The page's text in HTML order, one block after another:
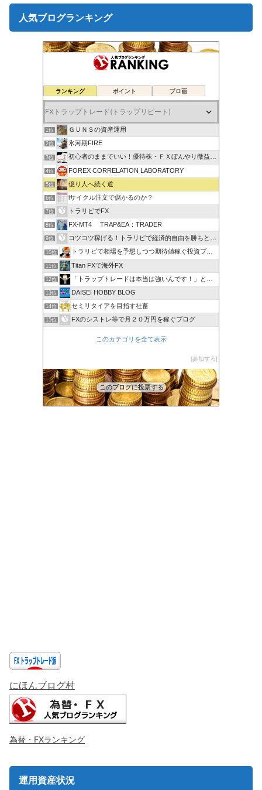
人気ブログランキング
ランキング ポイント ブロ画
1位 ＧＵＮＳの資産運用
2位 氷河期FIRE
3位 初心者のままでいい！優待株・ＦＸぼんやり微益ブログ
4位 FOREX CORRELATION LABORATORY
5位 億り人へ続く道
6位 iサイクル注文で儲かるのか？
7位 トラリピでFX
8位 FX-MT4 TRAP&EA：TRADER
9位 コツコツ稼げる！トラリピで経済的自由を勝ちとる方法
10位 トラリピで相場を予想しつつ期待値稼ぐ投資ブログ
11位 Titan FXで海外FX
12位 「トラップトレードは本当は強いんです！」と叫びたい。
13位 DAISEI HOBBY BLOG
14位 セミリタイアを目指す社畜
15位 FXのシストレ等で月２０万円を稼ぐブログ
このカテゴリを全て表示
参加する
このブログに投票する
にほんブログ村
為替・FXランキング
運用資産状況